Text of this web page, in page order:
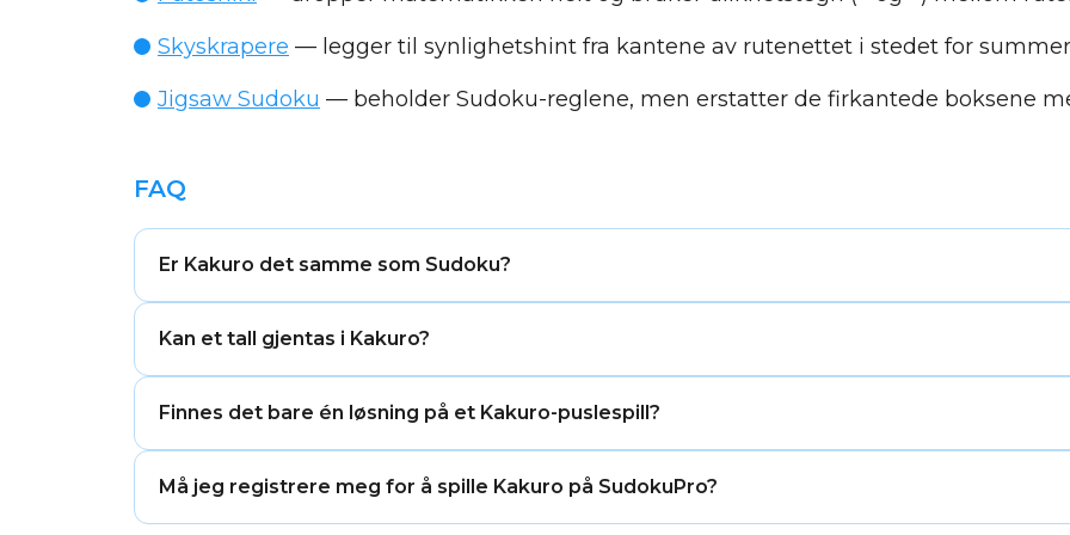
Skyskrapere — legger til synlighetshint fra kantene av rutenettet i stedet for
Jigsaw Sudoku — beholder Sudoku-reglene, men erstatter de firkantede boksene
FAQ
Er Kakuro det samme som Sudoku?
uregelmessig rutenett med svarte blokkerte ruter, mens Sudoku bruker faste 9×9-bokser
Kan et tall gjentas i Kakuro?
sted i rutenettet.
Finnes det bare én løsning på et Kakuro-puslespill?
uten gjetting.
Må jeg registrere meg for å spille Kakuro på SudokuPro?